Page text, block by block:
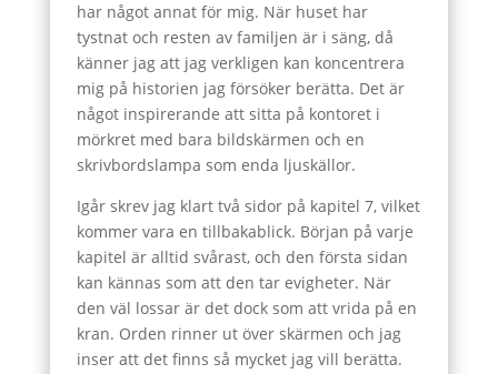
har något annat för mig. När huset har
tystnat och resten av familjen är i säng, då
känner jag att jag verkligen kan koncentrera
mig på historien jag försöker berätta. Det är
något inspirerande att sitta på kontoret i
mörkret med bara bildskärmen och en
skrivbordslampa som enda ljuskällor.
Igår skrev jag klart två sidor på kapitel 7, vilket
kommer vara en tillbakablick. Början på varje
kapitel är alltid svårast, och den första sidan
kan kännas som att den tar evigheter. När
den väl lossar är det dock som att vrida på en
kran. Orden rinner ut över skärmen och jag
inser att det finns så mycket jag vill berätta.